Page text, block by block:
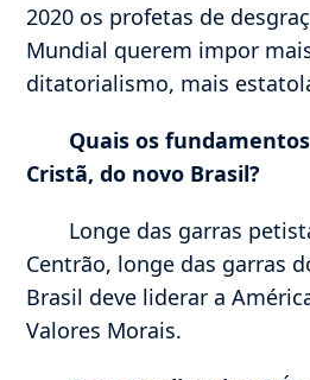
2020 os profetas de
Mundial querem impor
ditatorialismo, mais
Quais os
Cristã, do novo Brasil?
Longe das garras
Centrão, longe das garras
Brasil deve liderar a
Valores Morais.